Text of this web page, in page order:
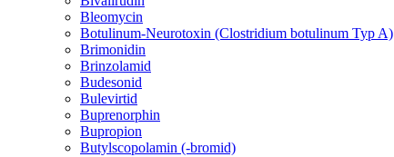
Bleomycin
Botulinum-Neurotoxin (Clostridium botulinum Typ A)
Brimonidin
Brinzolamid
Budesonid
Bulevirtid
Buprenorphin
Bupropion
Butylscopolamin (-bromid)